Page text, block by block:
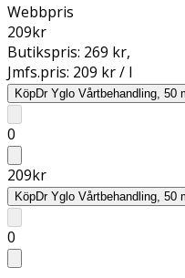
Webbpris
209kr
Butikspris: 269 kr,
Jmfs.pris: 209 kr / l
KöpDr Yglo Vårtbehandling, 50
0
209kr
KöpDr Yglo Vårtbehandling, 50
0